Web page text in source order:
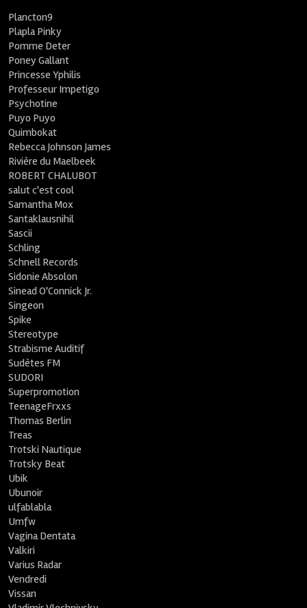
Plancton9
Plapla Pinky
Pomme Deter
Poney Gallant
Princesse Yphilis
Professeur Impetigo
Psychotine
Puyo Puyo
Quimbokat
Rebecca Johnson James
Rivière du Maelbeek
ROBERT CHALUBOT
salut c'est cool
Samantha Mox
Santaklausnihil
Sascii
Schling
Schnell Records
Sidonie Absolon
Sinead O'Connick Jr.
Singeon
Spike
Stereotype
Strabisme Auditif
Sudètes FM
SUDORI
Superpromotion
TeenageFrxxs
Thomas Berlin
Treas
Trotski Nautique
Trotsky Beat
Ubik
Ubunoir
ulfablabla
Umfw
Vagina Dentata
Valkiri
Varius Radar
Vendredi
Vissan